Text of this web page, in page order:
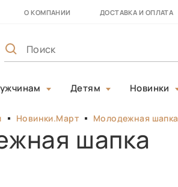
О КОМПАНИИ ДОСТАВКА И ОПЛАТА
Детям Новинки
Новинки.Март Молодежная шапка
шапка